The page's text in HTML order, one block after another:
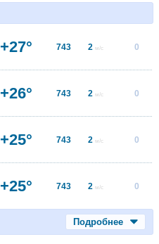
+27° 743 2 м/с 0
+26° 743 2 м/с 0
+25° 743 2 м/с 0
+25° 743 2 м/с 0
Подробнее